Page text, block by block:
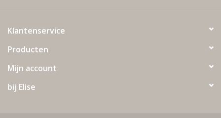
Klantenservice
Producten
Mijn account
bij Elise